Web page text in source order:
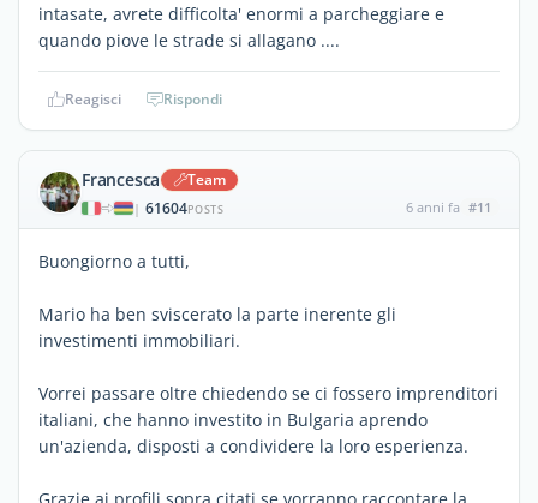
intasate, avrete difficolta' enormi a parcheggiare e
quando piove le strade si allagano ....
Reagisci Rispondi
Francesca Team
| 61604POSTS 6 anni fa #11
Buongiorno a tutti,
Mario ha ben sviscerato la parte inerente gli
investimenti immobiliari.
Vorrei passare oltre chiedendo se ci fossero imprenditori
italiani, che hanno investito in Bulgaria aprendo
un'azienda, disposti a condividere la loro esperienza.